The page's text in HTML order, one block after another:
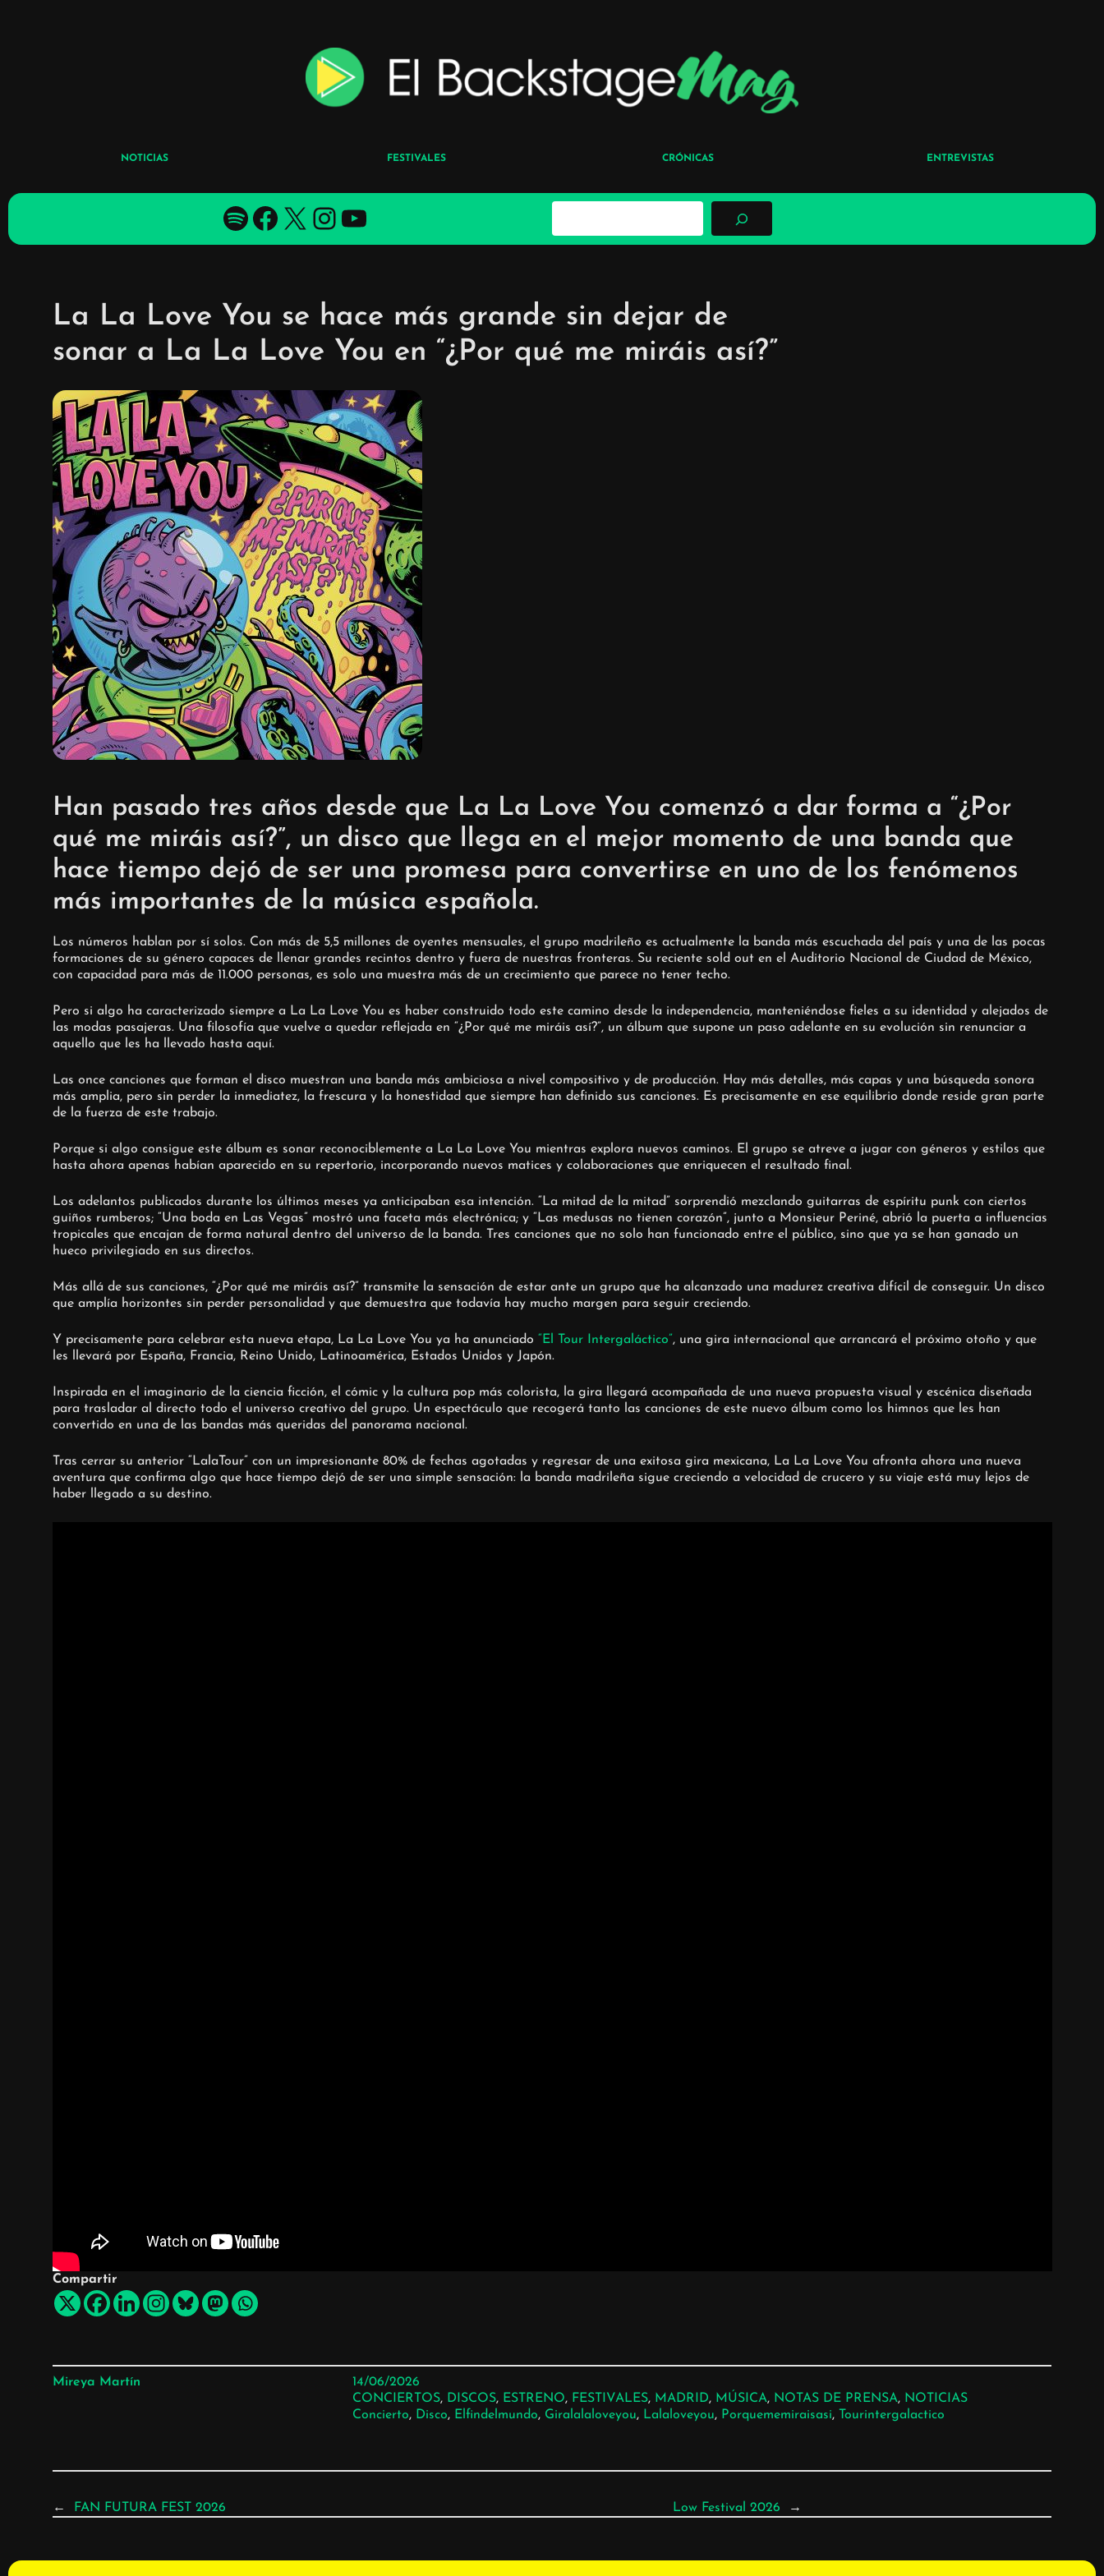
NOTICIAS FESTIVALES CRÓNICAS ENTREVISTAS
Spotify Facebook X YouTube YouTube
B
c
La La Love You se hace más grande sin dejar de
sonar a La La Love You en “¿Por qué me miráis así?”
Han pasado tres años desde que La La Love You comenzó a dar forma a “¿Por
qué me miráis así?”, un disco que llega en el mejor momento de una banda que
hace tiempo dejó de ser una promesa para convertirse en uno de los fenómenos
más importantes de la música española.
Los números hablan por sí solos. Con más de 5,5 millones de oyentes mensuales, el grupo madrileño es actualmente la banda más escuchada del país y una de las pocas
formaciones de su género capaces de llenar grandes recintos dentro y fuera de nuestras fronteras. Su reciente sold out en el Auditorio Nacional de Ciudad de México,
con capacidad para más de 11.000 personas, es solo una muestra más de un crecimiento que parece no tener techo.
Pero si algo ha caracterizado siempre a La La Love You es haber construido todo este camino desde la independencia, manteniéndose fieles a su identidad y alejados de
las modas pasajeras. Una filosofía que vuelve a quedar reflejada en “¿Por qué me miráis así?”, un álbum que supone un paso adelante en su evolución sin renunciar a
aquello que les ha llevado hasta aquí.
Las once canciones que forman el disco muestran una banda más ambiciosa a nivel compositivo y de producción. Hay más detalles, más capas y una búsqueda sonora
más amplia, pero sin perder la inmediatez, la frescura y la honestidad que siempre han definido sus canciones. Es precisamente en ese equilibrio donde reside gran parte
de la fuerza de este trabajo.
Porque si algo consigue este álbum es sonar reconociblemente a La La Love You mientras explora nuevos caminos. El grupo se atreve a jugar con géneros y estilos que
hasta ahora apenas habían aparecido en su repertorio, incorporando nuevos matices y colaboraciones que enriquecen el resultado final.
Los adelantos publicados durante los últimos meses ya anticipaban esa intención. “La mitad de la mitad” sorprendió mezclando guitarras de espíritu punk con ciertos
guiños rumberos; “Una boda en Las Vegas” mostró una faceta más electrónica; y “Las medusas no tienen corazón”, junto a Monsieur Periné, abrió la puerta a influencias
tropicales que encajan de forma natural dentro del universo de la banda. Tres canciones que no solo han funcionado entre el público, sino que ya se han ganado un
hueco privilegiado en sus directos.
Más allá de sus canciones, “¿Por qué me miráis así?” transmite la sensación de estar ante un grupo que ha alcanzado una madurez creativa difícil de conseguir. Un disco
que amplía horizontes sin perder personalidad y que demuestra que todavía hay mucho margen para seguir creciendo.
Y precisamente para celebrar esta nueva etapa, La La Love You ya ha anunciado “El Tour Intergaláctico”, una gira internacional que arrancará el próximo otoño y que
les llevará por España, Francia, Reino Unido, Latinoamérica, Estados Unidos y Japón.
Inspirada en el imaginario de la ciencia ficción, el cómic y la cultura pop más colorista, la gira llegará acompañada de una nueva propuesta visual y escénica diseñada
para trasladar al directo todo el universo creativo del grupo. Un espectáculo que recogerá tanto las canciones de este nuevo álbum como los himnos que les han
convertido en una de las bandas más queridas del panorama nacional.
Tras cerrar su anterior “LalaTour” con un impresionante 80% de fechas agotadas y regresar de una exitosa gira mexicana, La La Love You afronta ahora una nueva
aventura que confirma algo que hace tiempo dejó de ser una simple sensación: la banda madrileña sigue creciendo a velocidad de crucero y su viaje está muy lejos de
haber llegado a su destino.
Compartir
Mireya Martín
14/06/2026
CONCIERTOS, DISCOS, ESTRENO, FESTIVALES, MADRID, MÚSICA, NOTAS DE PRENSA, NOTICIAS
Concierto, Disco, Elfindelmundo, Giralalaloveyou, Lalaloveyou, Porquememiraisasi, Tourintergalactico
← FAN FUTURA FEST 2026 Low Festival 2026 →